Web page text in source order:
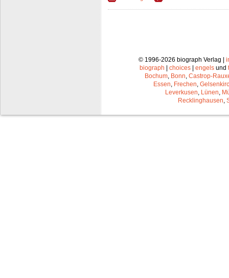
© 1996-2026 biograph Verlag |
biograph
choices engels und
Bochum, Bonn, Castrop-
Essen, Frechen,
Leverkusen, Lünen,
Recklinghausen,